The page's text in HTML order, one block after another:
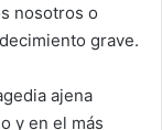
nosotros o
grave.
ajena
y en el más